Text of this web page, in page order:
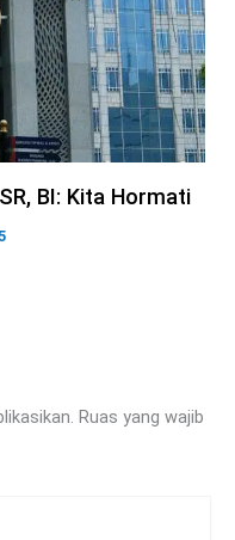
BI: Kita Hormati
Ruas yang wajib